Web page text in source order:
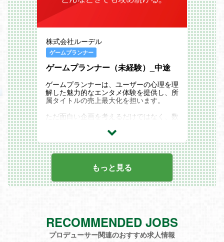
領域に展開しているインターネット企業グ
ループになります。
グループ会社一覧：https://reazon.jp/grou
p/
業務内容
当社スマートフォン向けゲームのWebフ
ロントエンド開発業務となります。
業務内容は以下の通りです。
・ゲームの各種機能に合わせたフロントエ
ンドの機能開発
・ゲームの新規機能に合わせたシステム設
計
・ゲームのアクションに合わせたアニメー
・シナリオやチュートリアルに合わせた画
・ユーザのアクションに合わせて反応する
機能の実装
開発環境としては以下の通りです。
サーバサイド：PHP / Phalcon
フロントエンド：HTML5 / JavaScript / C
インフラ：AWS / 各種CDN
ツール：Github / Slack / Jenkins / NewRel
ic / Cloudwatch / PhpStorm / Backlog / Za
株式会社ルーデル
ゲームプランナー
ゲームプランナー（未経験）_中途
ゲームプランナーは、ユーザーの心理を理
解した魅力的なエンタメ体験を提供し、所
属タイトルの売上最大化を担います。
ただ面白い企画を考えるだけではなく、数
のニーズを予測。ヒットに繋がるアイデア
を考えます。
具体的には、下記を行います
・売上の管理
・キャラクターや装備の企画
・ゲーム内キャンペーンの企画
また、ゲーム内の新機能追加依頼やイラス
トの製作依頼などエンジニアやデザイナー
もっと見る
RECOMMENDED JOBS
プロデューサー関連のおすすめ求人情報